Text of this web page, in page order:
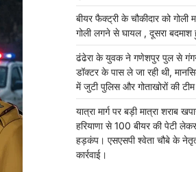
बीयर फैक्ट्री के चौकीदार को गोली
गोली लगने से घायल , दूसरा
ढंढेरा के युवक ने गणेशपुर पुल से
डॉक्टर के पास ले जा रही थी,
में जुटी पुलिस और गोताखोरों की
यात्रा मार्ग पर बड़ी मात्रा शराब
हरियाणा से 100 बीयर की पेटी
हड़कंप। एसएसपी श्वेता चौबे के
कार्रवाई।